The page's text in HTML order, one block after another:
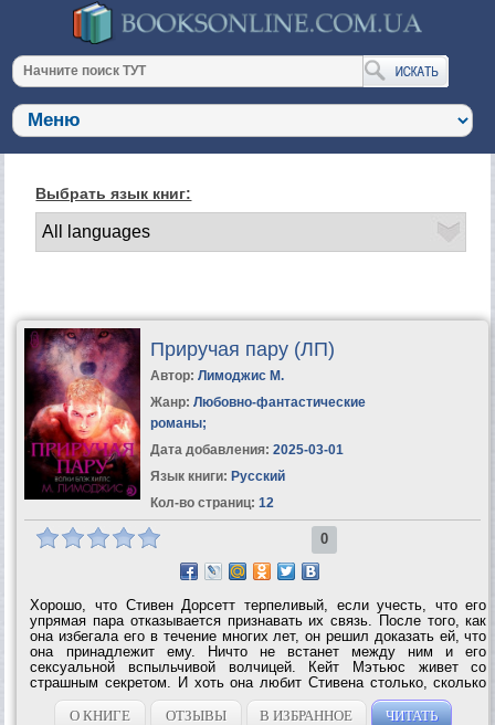
Выбрать язык книг:
Приручая пару (ЛП)
Автор: Лимоджис М.
Жанр: Любовно-фантастические
романы;
Дата добавления: 2025-03-01
Язык книги: Русский
Кол-во страниц: 12
0
Хорошо, что Стивен Дорсетт терпеливый, если учесть, что его
упрямая пара отказывается признавать их связь. После того, как
она избегала его в течение многих лет, он решил доказать ей, что
она принадлежит ему. Ничто не встанет между ним и его
сексуальной вспыльчивой волчицей. Кейт Мэтьюс живет со
страшным секретом. И хоть она любит Стивена столько, сколько
себя помнит, но никогда не сможет стать той, кого он хочет или
заслуживает,...
О КНИГЕ ОТЗЫВЫ В ИЗБРАННОЕ ЧИТАТЬ